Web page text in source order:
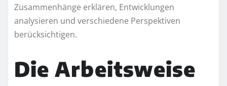
Zusammenhänge erklären, Entwicklungen
analysieren und verschiedene Perspektiven
berücksichtigen.
Die Arbeitsweise